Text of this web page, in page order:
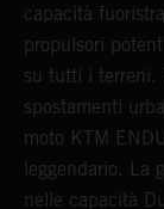
capacità
propulsori
su tutti i terreni.
spostamenti
moto KTM
leggendario. La
nelle capacità